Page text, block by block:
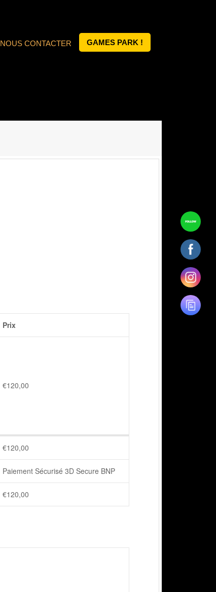
NOUS CONTACTER GAMES PARK !
Prix
€120,00
€120,00
Paiement Sécurisé 3D Secure BNP
€120,00